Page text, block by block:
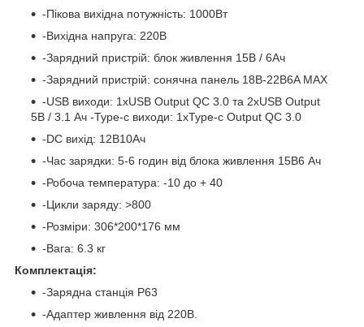
-Пікова вихідна потужність: 1000Вт
-Вихідна напруга: 220В
-Зарядний пристрій: блок живлення 15В / 6Ач
-Зарядний пристрій: сонячна панель 18В-22В6A MAX
-USB виходи: 1xUSB Output QC 3.0 та 2xUSB Output
5В / 3.1 Ач -Type-c виходи: 1хType-c Output QC 3.0
-DC вихід: 12В10Ач
-Час зарядки: 5-6 годин від блока живлення 15В6 Ач
-Робоча температура: -10 до + 40
-Цикли заряду: >800
-Розміри: 306*200*176 мм
-Вага: 6.3 кг
Комплектація:
-Зарядна станція P63
-Адаптер живлення від 220В.